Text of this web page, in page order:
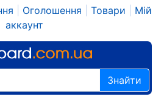
Оголошення Товари
Мій
аккаунт
Знайти